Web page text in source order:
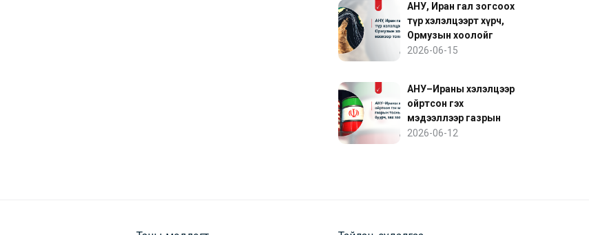
АНУ, Иран гал зогсоох
түр хэлэлцээрт хүрч,
Ормузын хоолойг
нээхээр тохиролцов
2026-06-15
АНУ–Ираны хэлэлцээр
ойртсон гэх
мэдээллээр газрын
тосны үнэ буурч, зах
2026-06-12